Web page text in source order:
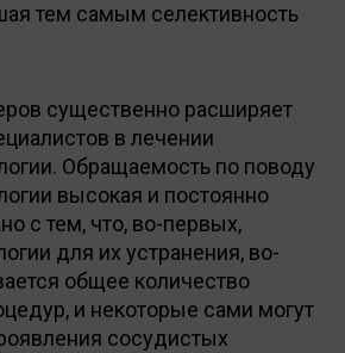
тем самым селективность
существенно расширяет
в лечении
Обращаемость по поводу
высокая и постоянно
с тем, что, во-первых,
для их устранения, во-
общее количество
и некоторые сами могут
сосудистых